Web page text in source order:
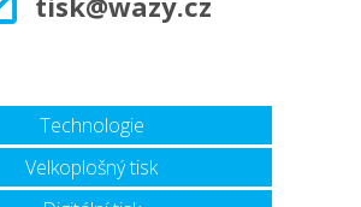
Technologie
Velkoplošný tisk